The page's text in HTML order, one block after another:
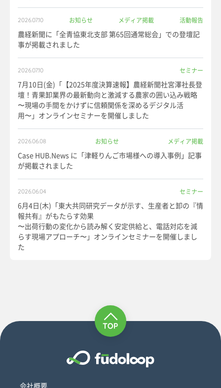
2026.07.10 お知らせ メディア掲載 活動報告
農経新聞に「全青協東北支部 第65回通常総会」での登壇記
事が掲載されました
2026.07.10 セミナー
7月10日(金)「【2025年度決算速報】農経新聞社宮澤社長登
壇！青果卸業界の最新動向と激減する農家の囲い込み戦略
〜現場の手間をかけずに信頼関係を深めるデジタル活
用〜」オンラインセミナーを開催しました
2026.06.08 お知らせ メディア掲載
Case HUB.News に「津軽りんご市場様への導入事例」記事
が掲載されました
2026.06.04 セミナー
6月4日(木)「東大共同研究データが示す、生産者と卸の『情
報共有』がもたらす効果
〜出荷行動の変化から読み解く安定供給と、電話対応を減
らす現場アプローチ〜」オンラインセミナーを開催しまし
た
会社概要